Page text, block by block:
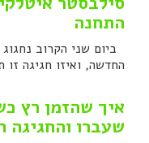
התחנה
ביום שני הקרוב
החדשה, ואיזו חגיגה
איך שהזמן רץ
שעברו והחגיגה